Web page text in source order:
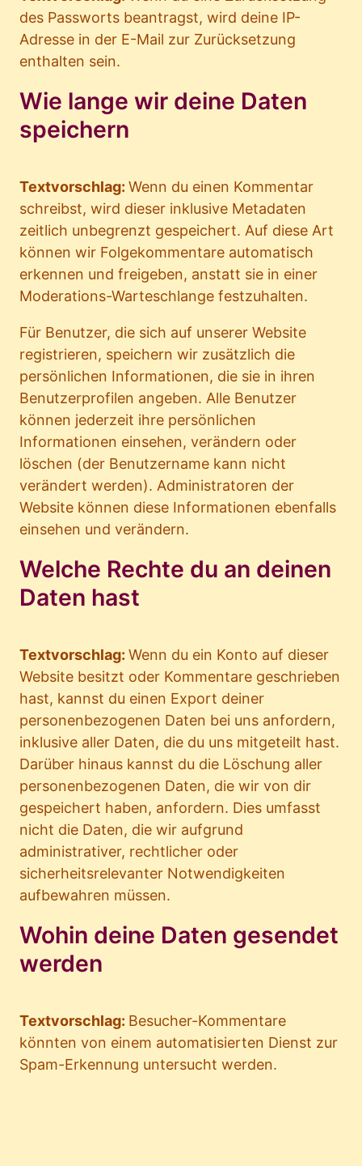
des Passworts beantragst, wird deine IP-
Adresse in der E-Mail zur Zurücksetzung
enthalten sein.
Wie lange wir deine Daten
speichern
Textvorschlag: Wenn du einen Kommentar
schreibst, wird dieser inklusive Metadaten
zeitlich unbegrenzt gespeichert. Auf diese Art
können wir Folgekommentare automatisch
erkennen und freigeben, anstatt sie in einer
Moderations-Warteschlange festzuhalten.
Für Benutzer, die sich auf unserer Website
registrieren, speichern wir zusätzlich die
persönlichen Informationen, die sie in ihren
Benutzerprofilen angeben. Alle Benutzer
können jederzeit ihre persönlichen
Informationen einsehen, verändern oder
löschen (der Benutzername kann nicht
verändert werden). Administratoren der
Website können diese Informationen ebenfalls
einsehen und verändern.
Welche Rechte du an deinen
Daten hast
Textvorschlag: Wenn du ein Konto auf dieser
Website besitzt oder Kommentare geschrieben
hast, kannst du einen Export deiner
personenbezogenen Daten bei uns anfordern,
inklusive aller Daten, die du uns mitgeteilt hast.
Darüber hinaus kannst du die Löschung aller
personenbezogenen Daten, die wir von dir
gespeichert haben, anfordern. Dies umfasst
nicht die Daten, die wir aufgrund
administrativer, rechtlicher oder
sicherheitsrelevanter Notwendigkeiten
aufbewahren müssen.
Wohin deine Daten gesendet
werden
Textvorschlag: Besucher-Kommentare
könnten von einem automatisierten Dienst zur
Spam-Erkennung untersucht werden.